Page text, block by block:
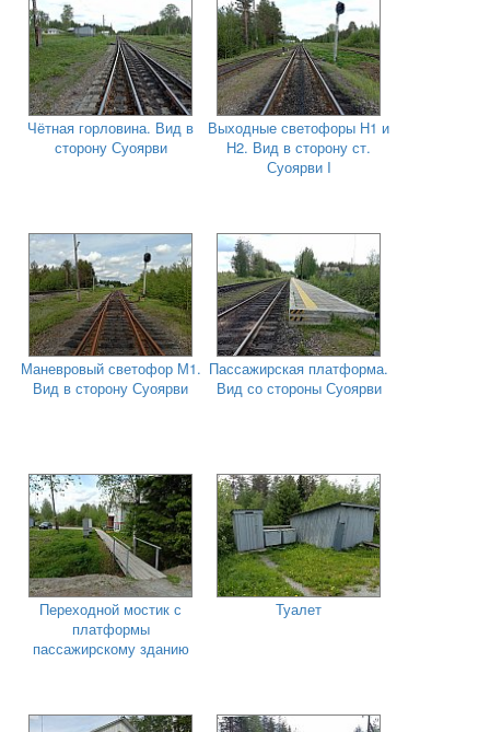
Чётная горловина. Вид в
сторону Суоярви
Выходные светофоры Н1 и
Н2. Вид в сторону ст.
Суоярви I
Маневровый светофор М1.
Вид в сторону Суоярви
Пассажирская платформа.
Вид со стороны Суоярви
Переходной мостик с
платформы
пассажирскому зданию
Туалет